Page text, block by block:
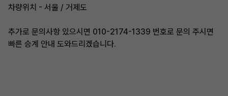
차량위치 - 서울 / 거제도
추가로 문의사항 있으시면 010-2174-1339 번호로 문의 주시면
빠른 승계 안내 도와드리겠습니다.